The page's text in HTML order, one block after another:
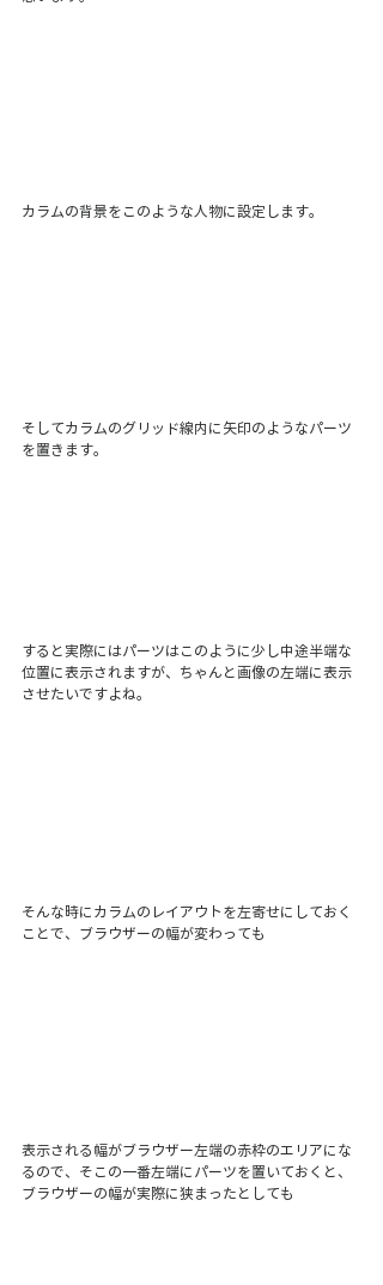
カラムの背景をこのような人物に設定します。
そしてカラムのグリッド線内に矢印のようなパーツ
を置きます。
すると実際にはパーツはこのように少し中途半端な
位置に表示されますが、ちゃんと画像の左端に表示
させたいですよね。
そんな時にカラムのレイアウトを左寄せにしておく
ことで、ブラウザーの幅が変わっても
表示される幅がブラウザー左端の赤枠のエリアにな
るので、そこの一番左端にパーツを置いておくと、
ブラウザーの幅が実際に狭まったとしても